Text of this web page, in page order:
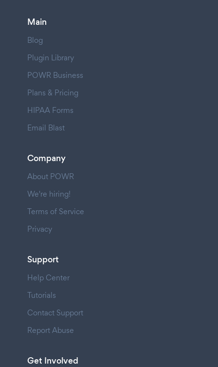
Main
Blog
Plugin Library
POWR Business
Plans & Pricing
HIPAA Forms
Email Blast
Company
About POWR
We're hiring!
Terms of Service
Privacy
Support
Help Center
Tutorials
Contact Support
Report Abuse
Get Involved